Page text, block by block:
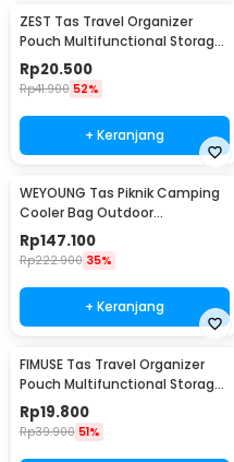
ZEST Tas Travel Organizer
Pouch Multifunctional Storage
Electronic Bag - BM012N1019
Rp20.500
Rp41.900 52%
+ Keranjang
WEYOUNG Tas Piknik Camping
Cooler Bag Outdoor
Waterproof 33L - H42
Rp147.100
Rp222.900 35%
+ Keranjang
FIMUSE Tas Travel Organizer
Pouch Multifunctional Storage
Bag - F15
Rp19.800
Rp39.900 51%